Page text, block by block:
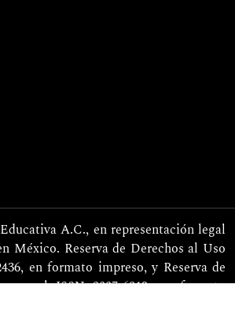
A.C., en representación legal
México. Reserva de Derechos al Uso
en formato impreso, y Reserva de
para el ISSN 2007-6819, en formato